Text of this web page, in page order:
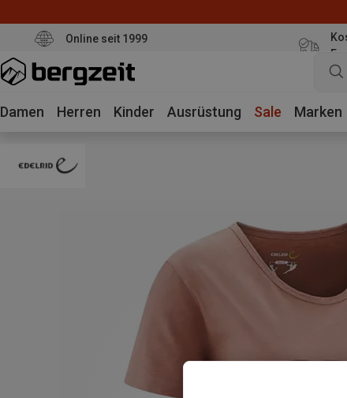
Online seit 1999
Damen Herren Kinder Ausrüstung Sale Marken